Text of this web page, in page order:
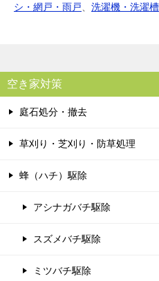
シ・網戸・雨戸
洗濯機・洗濯槽
空き家対策
庭石処分・撤去
草刈り・芝刈り・防草処理
蜂（ハチ）駆除
アシナガバチ駆除
スズメバチ駆除
ミツバチ駆除